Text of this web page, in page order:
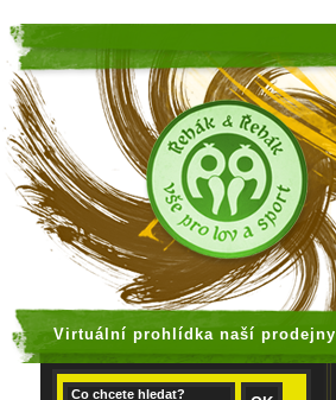
Virtuální prohlídka naší prodejny